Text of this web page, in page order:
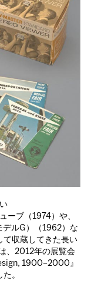
ーブ（1974）や、
ルG）（1962）な
て収蔵してきた長い
、2012年の展覧会
1900–2000』
。